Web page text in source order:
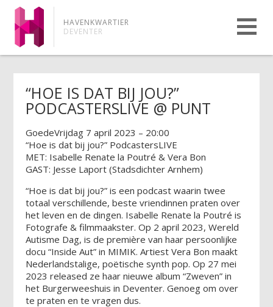
HAVENKWARTIER
DEVENTER
“HOE IS DAT BIJ JOU?”
PODCASTERSLIVE @ PUNT
GoedeVrijdag 7 april 2023 – 20:00
“Hoe is dat bij jou?” PodcastersLIVE
MET: Isabelle Renate la Poutré & Vera Bon
GAST: Jesse Laport (Stadsdichter Arnhem)
“Hoe is dat bij jou?” is een podcast waarin twee
totaal verschillende, beste vriendinnen praten over
het leven en de dingen. Isabelle Renate la Poutré is
Fotografe & filmmaakster. Op 2 april 2023, Wereld
Autisme Dag, is de première van haar persoonlijke
docu “Inside Aut” in MIMIK. Artiest Vera Bon maakt
Nederlandstalige, poëtische synth pop. Op 27 mei
2023 released ze haar nieuwe album “Zweven” in
het Burgerweeshuis in Deventer. Genoeg om over
te praten en te vragen dus.